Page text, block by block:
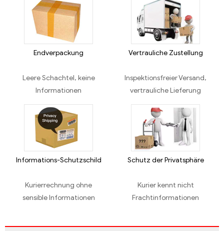
Endverpackung
Leere Schachtel, keine
Informationen
Vertrauliche Zustellung
Inspektionsfreier Versand,
vertrauliche Lieferung
Informations-Schutzschild
Kurierrechnung ohne
sensible Informationen
Schutz der Privatsphäre
Kurier kennt nicht
Frachtinformationen